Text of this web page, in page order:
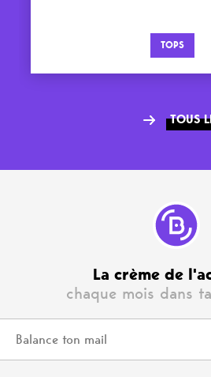
TOPS
TOUS
La crème de
chaque mois dans